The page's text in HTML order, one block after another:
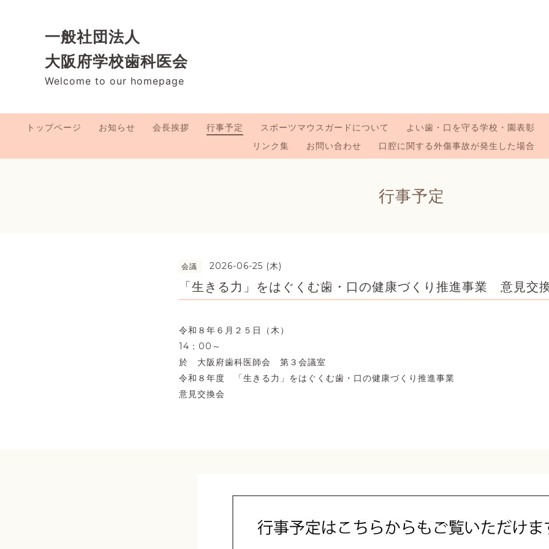
一般社団法人
大阪府学校歯科医会
Welcome to our homepage
トップページ お知らせ 会長挨拶 行事予定 スポーツマウスガードについて
よい歯・口を守る学校・園表彰
リンク集
お問い合わせ 口腔に関する外傷事故が発生した場合
行事予定
会議 2026-06-25 (木)
「生きる力」をはぐくむ歯・口の健康づくり推進事業 意見交
令和８年６月２５日（木）
14：00～
於 大阪府歯科医師会 第３会議室
令和８年度 「生きる力」をはぐくむ歯・口の健康づくり推進事業
意見交換会